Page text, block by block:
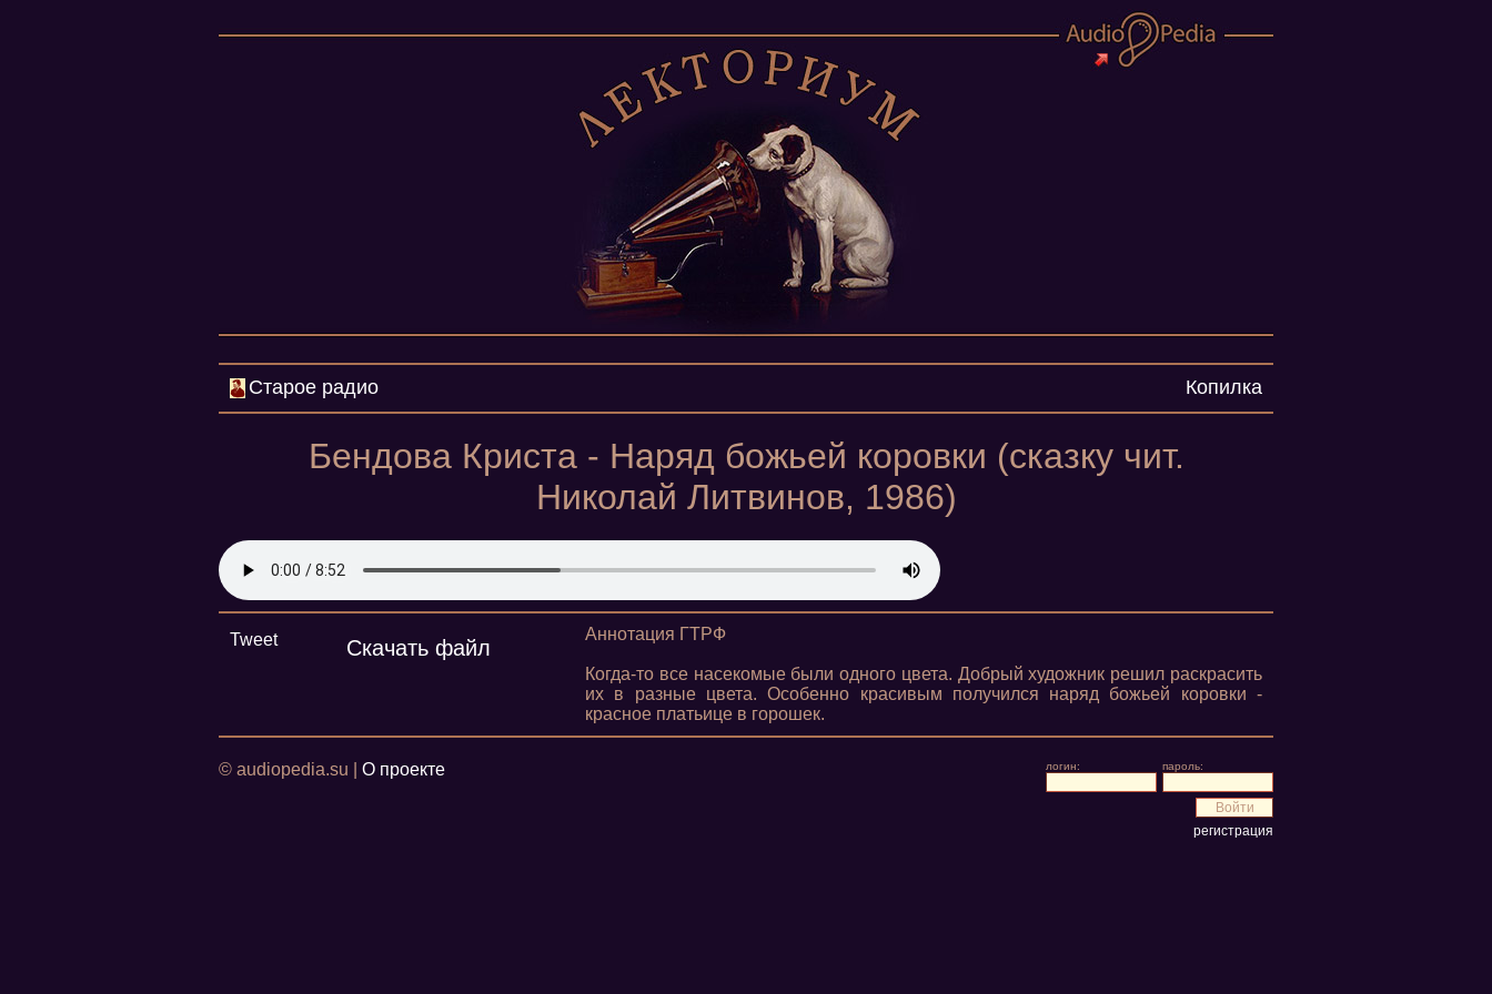
Старое радио Копилка
Бендова Криста - Наряд божьей коровки (cказку чит.
Николай Литвинов, 1986)
Tweet Скачать файл
Аннотация ГТРФ
Когда-то все насекомые были одного цвета. Добрый художник решил раскрасить
их в разные цвета. Особенно красивым получился наряд божьей коровки -
красное платьице в горошек.
© audiopedia.su | О проекте пароль:
логин:
регистрация